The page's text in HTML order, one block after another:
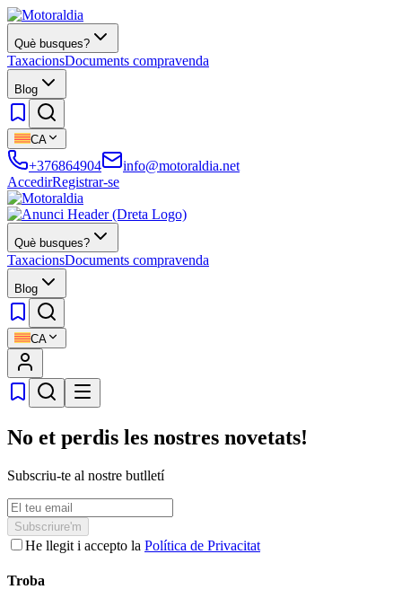
Què busques?
TaxacionsDocuments compravenda
Blog
CA
+376864904
info@motoraldia.net
AccedirRegistrar-se
Què busques?
TaxacionsDocuments compravenda
Blog
CA
No et perdis les nostres novetats!
Subscriu-te al nostre butlletí
Subscriure'm
He llegit i accepto la Política de Privacitat
Troba